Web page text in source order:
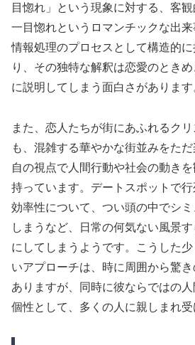
目惚れ」という現象に対する、客観
一目惚れというロマンチックな出
情報処理のプロセスとして構造的
り、その独特な解釈は恋愛のとき
に説明してしまう面白さがあります
また、恋人たちが街にあふれるク
も、混雑する華やかな街並みをた
自の視点で人間行動や社会の動き
持っています。デートスポットで
効率性について、つい頭の中でシ
しまうなど、日常の何気ない風景
にしてしまうようです。こうした
いアプローチは、時に周囲から驚
ありますが、同時に彼ならではの
個性として、多くの人に親しまれ受